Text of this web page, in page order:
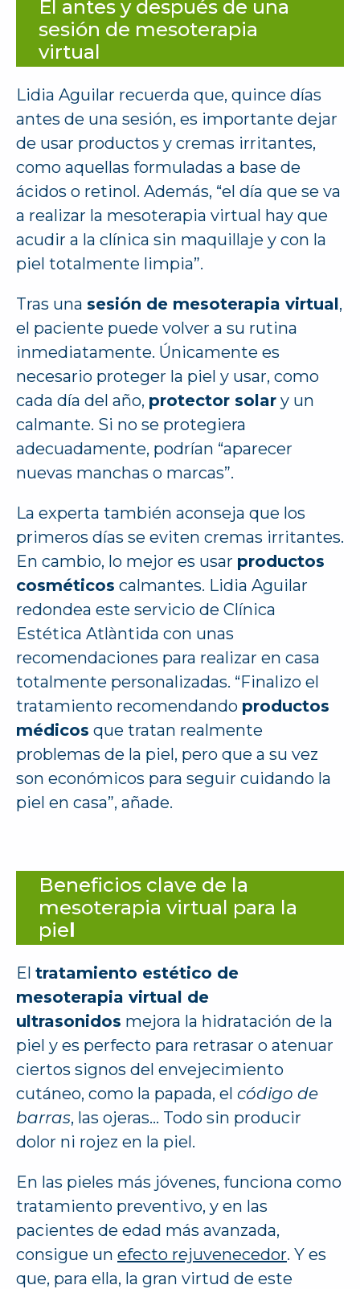
El antes y después de una
sesión de mesoterapia
virtual
Lidia Aguilar recuerda que, quince días
antes de una sesión, es importante dejar
de usar productos y cremas irritantes,
como aquellas formuladas a base de
ácidos o retinol. Además, “el día que se va
a realizar la mesoterapia virtual hay que
acudir a la clínica sin maquillaje y con la
piel totalmente limpia”.
Tras una sesión de mesoterapia virtual,
el paciente puede volver a su rutina
inmediatamente. Únicamente es
necesario proteger la piel y usar, como
cada día del año, protector solar y un
calmante. Si no se protegiera
adecuadamente, podrían “aparecer
nuevas manchas o marcas”.
La experta también aconseja que los
primeros días se eviten cremas irritantes.
En cambio, lo mejor es usar productos
cosméticos calmantes. Lidia Aguilar
redondea este servicio de Clínica
Estética Atlàntida con unas
recomendaciones para realizar en casa
totalmente personalizadas. “Finalizo el
tratamiento recomendando productos
médicos que tratan realmente
problemas de la piel, pero que a su vez
son económicos para seguir cuidando la
piel en casa”, añade.
Beneficios clave de la
mesoterapia virtual para la
piel
El tratamiento estético de
mesoterapia virtual de
ultrasonidos mejora la hidratación de la
piel y es perfecto para retrasar o atenuar
ciertos signos del envejecimiento
cutáneo, como la papada, el código de
barras, las ojeras… Todo sin producir
dolor ni rojez en la piel.
En las pieles más jóvenes, funciona como
tratamiento preventivo, y en las
pacientes de edad más avanzada,
consigue un efecto rejuvenecedor. Y es
que, para ella, la gran virtud de este